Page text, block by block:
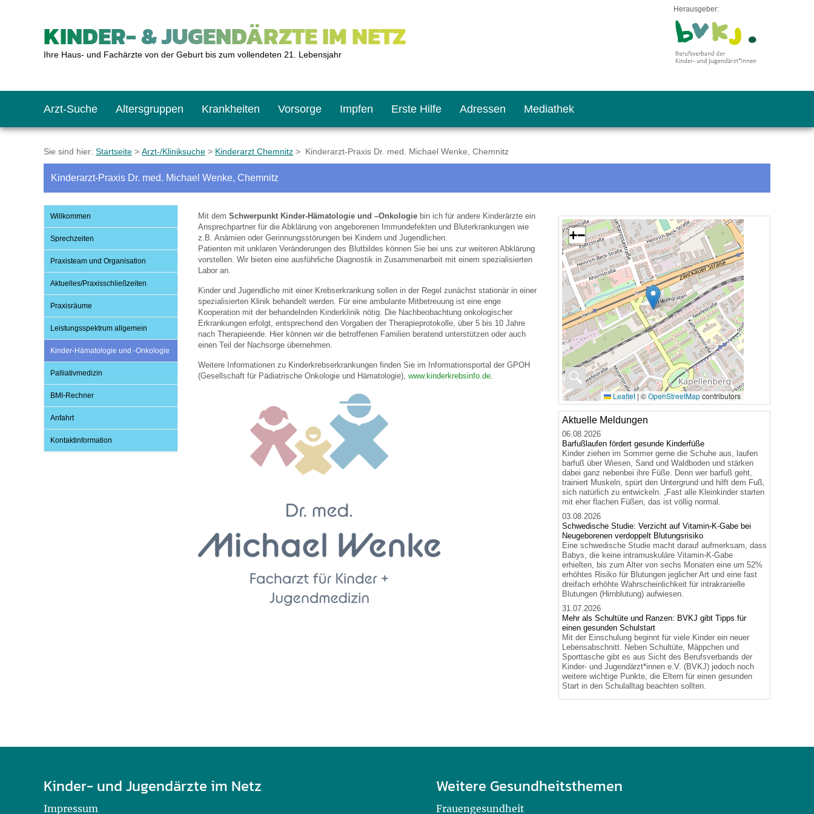
KINDER- & JUGENDÄRZTE IM NETZ
Ihre Haus- und Fachärzte von der Geburt bis zum vollendeten 21. Lebensjahr
Herausgeber:
Arzt-Suche Altersgruppen
Das erste Jahr
Schulkinder
Jugendliche
Krankheiten Vorsorge
Baby: U1 bis U6
Schulkind: U10 bis U11
Teenager: J1 bis J2
Impfen
Impfkalender
Was muss man beachten?
Impfreaktionen
Impfsicherheit
Häufige Fragen
Vorsorge- und Impferinnerung
Erste Hilfe
Notrufnummern
Hausapotheke
Sofortmaßnahmen
Notdienste
Adressen
Notdienste
Gesundheitsämter
Link-Tipps
Mediathek
BMI-Rechner
Blutdruckrechner
Wachstum-Rechner
Empfehlungen zum Bildschirmmediengebrauch
Hörlexikon
Entwicklungskalender
Broschüren und Informationsflyer
Familienzeit gesund gestalten
U0-Vorsorge
Sie sind hier: Startseite > Arzt-/Kliniksuche > Kinderarzt Chemnitz > Kinderarzt-Praxis Dr. med. Michael Wenke, Chemnitz
Kinderarzt-Praxis Dr. med. Michael Wenke, Chemnitz
Willkommen
Sprechzeiten
Praxisteam und Organisation
Aktuelles/Praxisschließzeiten
Praxisräume
Leistungsspektrum allgemein
Kinder-Hämatologie und -Onkologie
Palliativmedizin
BMI-Rechner
Anfahrt
Kontaktinformation
Mit dem Schwerpunkt Kinder-Hämatologie und –Onkologie bin ich für andere Kinderärzte ein
Ansprechpartner für die Abklärung von angeborenen Immundefekten und Bluterkrankungen wie
z.B. Anämien oder Gerinnungsstörungen bei Kindern und Jugendlichen.
Patienten mit unklaren Veränderungen des Blutbildes können Sie bei uns zur weiteren Abklärung
vorstellen. Wir bieten eine ausführliche Diagnostik in Zusammenarbeit mit einem spezialisierten
Labor an.
Kinder und Jugendliche mit einer Krebserkrankung sollen in der Regel zunächst stationär in einer
spezialisierten Klinik behandelt werden. Für eine ambulante Mitbetreuung ist eine enge
Kooperation mit der behandelnden Kinderklinik nötig. Die Nachbeobachtung onkologischer
Erkrankungen erfolgt, entsprechend den Vorgaben der Therapieprotokolle, über 5 bis 10 Jahre
nach Therapieende. Hier können wir die betroffenen Familien beratend unterstützen oder auch
einen Teil der Nachsorge übernehmen.
Weitere Informationen zu Kinderkrebserkrankungen finden Sie im Informationsportal der GPOH
(Gesellschaft für Pädiatrische Onkologie und Hämatologie), www.kinderkrebsinfo.de. 🔍
+−
Leaflet | ©OpenStreetMapcontributors
Aktuelle Meldungen
06.08.2026
Barfußlaufen fördert gesunde Kinderfüße
Kinder ziehen im Sommer gerne die Schuhe aus, laufen
barfuß über Wiesen, Sand und Waldboden und stärken
dabei ganz nebenbei ihre Füße. Denn wer barfuß geht,
trainiert Muskeln, spürt den Untergrund und hilft dem Fuß,
sich natürlich zu entwickeln. „Fast alle Kleinkinder starten
mit eher flachen Füßen, das ist völlig normal.
03.08.2026
Schwedische Studie: Verzicht auf Vitamin-K-Gabe bei
Neugeborenen verdoppelt Blutungsrisiko
Eine schwedische Studie macht darauf aufmerksam, dass
Babys, die keine intramuskuläre Vitamin-K-Gabe
erhielten, bis zum Alter von sechs Monaten eine um 52%
erhöhtes Risiko für Blutungen jeglicher Art und eine fast
dreifach erhöhte Wahrscheinlichkeit für intrakranielle
Blutungen (Hirnblutung) aufwiesen.
31.07.2026
Mehr als Schultüte und Ranzen: BVKJ gibt Tipps für
einen gesunden Schulstart
Mit der Einschulung beginnt für viele Kinder ein neuer
Lebensabschnitt. Neben Schultüte, Mäppchen und
Sporttasche gibt es aus Sicht des Berufsverbands der
Kinder- und Jugendärzt*innen e.V. (BVKJ) jedoch noch
weitere wichtige Punkte, die Eltern für einen gesunden
Start in den Schulalltag beachten sollten.
Kinder- und Jugendärzte im Netz
Impressum
Weitere Gesundheitsthemen
Frauengesundheit